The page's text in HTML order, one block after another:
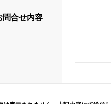
問合せ内容